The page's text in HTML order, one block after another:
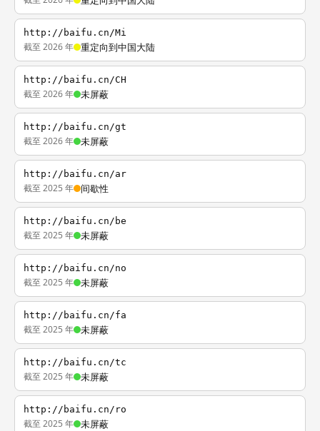
http://baifu.cn/Mi
截至 2026 年 重定向到中国大陆
http://baifu.cn/CH
截至 2026 年 未屏蔽
http://baifu.cn/gt
截至 2026 年 未屏蔽
http://baifu.cn/ar
截至 2025 年 间歇性
http://baifu.cn/be
截至 2025 年 未屏蔽
http://baifu.cn/no
截至 2025 年 未屏蔽
http://baifu.cn/fa
截至 2025 年 未屏蔽
http://baifu.cn/tc
截至 2025 年 未屏蔽
http://baifu.cn/ro
截至 2025 年 未屏蔽